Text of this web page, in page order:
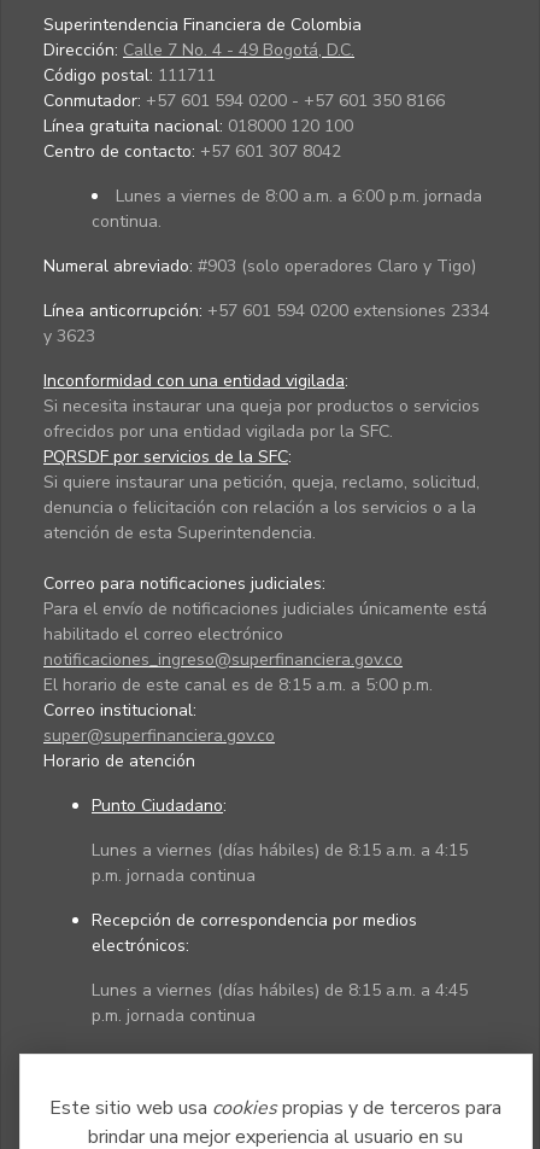
Este sitio web usa cookiespropias y de terceros para
brindar una mejor experiencia al usuario en su
Superintendencia Financiera de Colombia
Dirección: Calle 7 No. 4 - 49 Bogotá, D.C.
Código postal: 111711
Conmutador: +57 601 594 0200 - +57 601 350 8166
Línea gratuita nacional: 018000 120 100
Centro de contacto: +57 601 307 8042
Lunes a viernes de 8:00 a.m. a 6:00 p.m. jornada
continua.
Numeral abreviado: #903 (solo operadores Claro y Tigo)
Línea anticorrupción: +57 601 594 0200 extensiones 2334
y 3623
Inconformidad con una entidad vigilada:
Si necesita instaurar una queja por productos o servicios
ofrecidos por una entidad vigilada por la SFC.
PQRSDF por servicios de la SFC:
Si quiere instaurar una petición, queja, reclamo, solicitud,
denuncia o felicitación con relación a los servicios o a la
atención de esta Superintendencia.
Correo para notificaciones judiciales:
Para el envío de notificaciones judiciales únicamente está
habilitado el correo electrónico
notificaciones_ingreso@superfinanciera.gov.co
El horario de este canal es de 8:15 a.m. a 5:00 p.m.
Correo institucional:
super@superfinanciera.gov.co
Horario de atención
Punto Ciudadano:
Lunes a viernes (días hábiles) de 8:15 a.m. a 4:15
p.m. jornada continua
Recepción de correspondencia por medios
electrónicos:
Lunes a viernes (días hábiles) de 8:15 a.m. a 4:45
p.m. jornada continua